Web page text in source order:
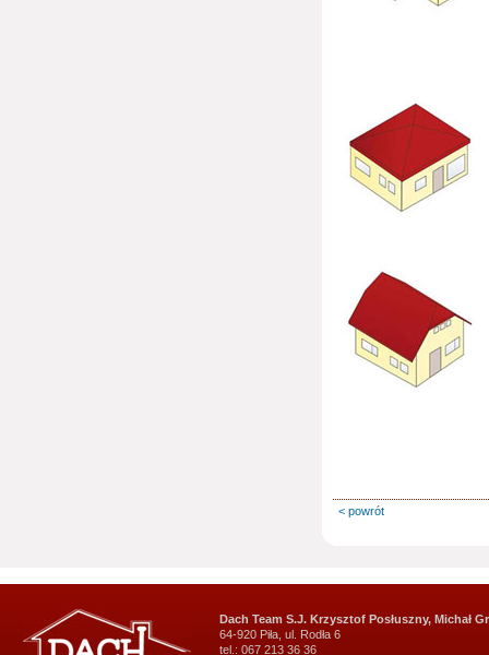
< powrót
Dach Team S.J. Krzysztof Posłuszny, Michał
64-920 Piła, ul. Rodła 6
tel.: 067 213 36 36